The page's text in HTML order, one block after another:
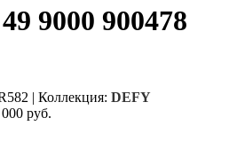
9000 900478
| Коллекция: DEFY
руб.